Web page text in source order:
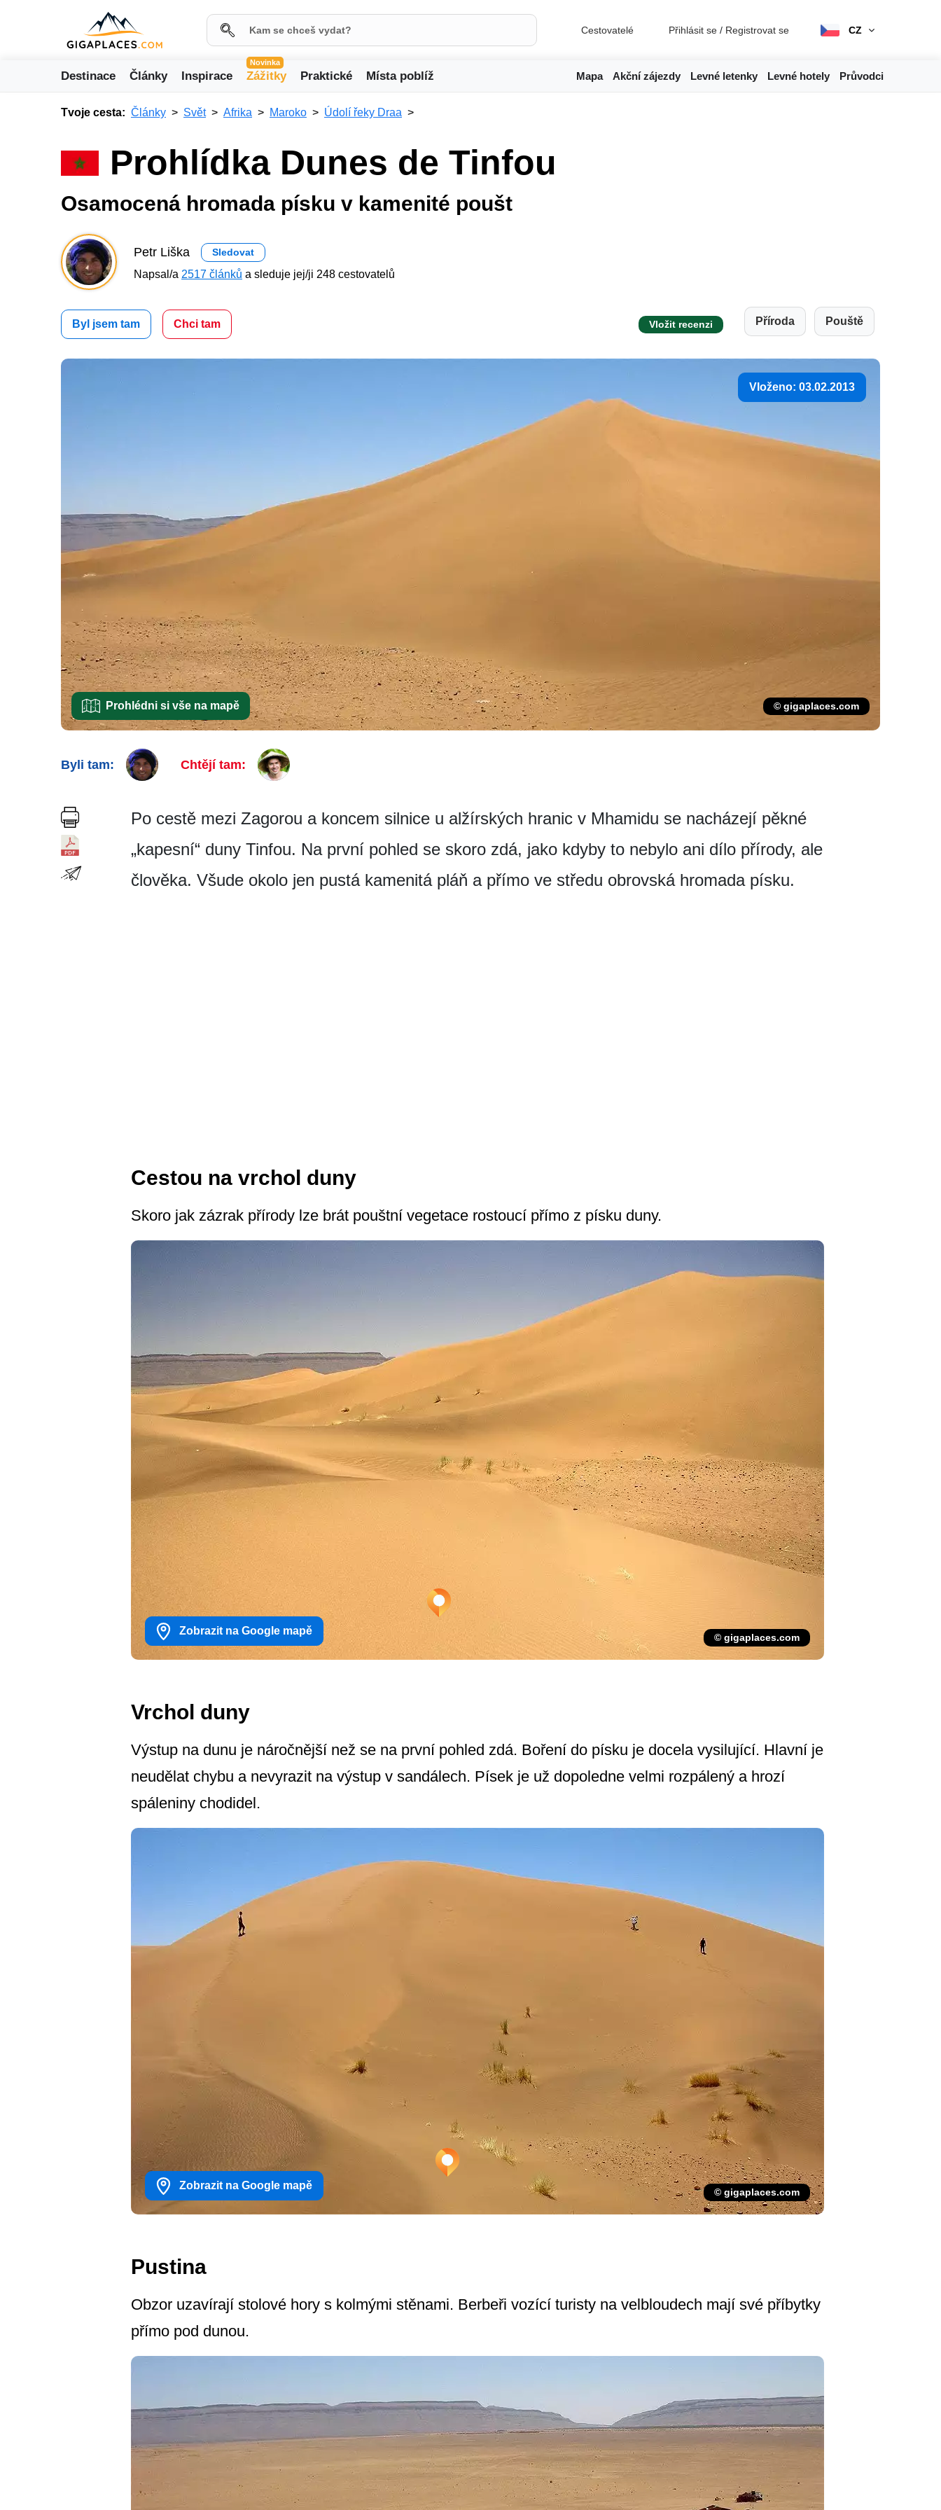
Cestovatelé Přihlásit se / Registrovat se CZ
Destinace Články Inspirace
Novinka
Zážitky Praktické Místa poblíž Mapa Akční zájezdy Levné letenky Levné hotely Průvodci
Tvoje cesta: Články Svět Afrika Maroko Údolí řeky Draa
Prohlídka Dunes de Tinfou
Osamocená hromada písku v kamenité poušt
Petr Liška Sledovat
Napsal/a 2517 článků a sleduje jej/ji 248 cestovatelů
Byl jsem tam Chci tam Vložit recenzi Příroda Pouště
Vloženo: 03.02.2013
Prohlédni si vše na mapě © gigaplaces.com
Byli tam: Chtějí tam:
Po cestě mezi Zagorou a koncem silnice u alžírských hranic v Mhamidu se nacházejí pěkné
„kapesní“ duny Tinfou. Na první pohled se skoro zdá, jako kdyby to nebylo ani dílo přírody, ale
člověka. Všude okolo jen pustá kamenitá pláň a přímo ve středu obrovská hromada písku.
Cestou na vrchol duny
Skoro jak zázrak přírody lze brát pouštní vegetace rostoucí přímo z písku duny.
Zobrazit na Google mapě
© gigaplaces.com
Vrchol duny
Výstup na dunu je náročnější než se na první pohled zdá. Boření do písku je docela vysilující. Hlavní je
neudělat chybu a nevyrazit na výstup v sandálech. Písek je už dopoledne velmi rozpálený a hrozí
spáleniny chodidel.
Zobrazit na Google mapě
© gigaplaces.com
Pustina
Obzor uzavírají stolové hory s kolmými stěnami. Berbeři vozící turisty na velbloudech mají své příbytky
přímo pod dunou.